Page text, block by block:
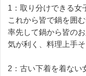
1：取り分けできる女
これから皆で鍋を囲む
率先して鍋から皆の
気が利く、料理上手
2：古い下着を着ない